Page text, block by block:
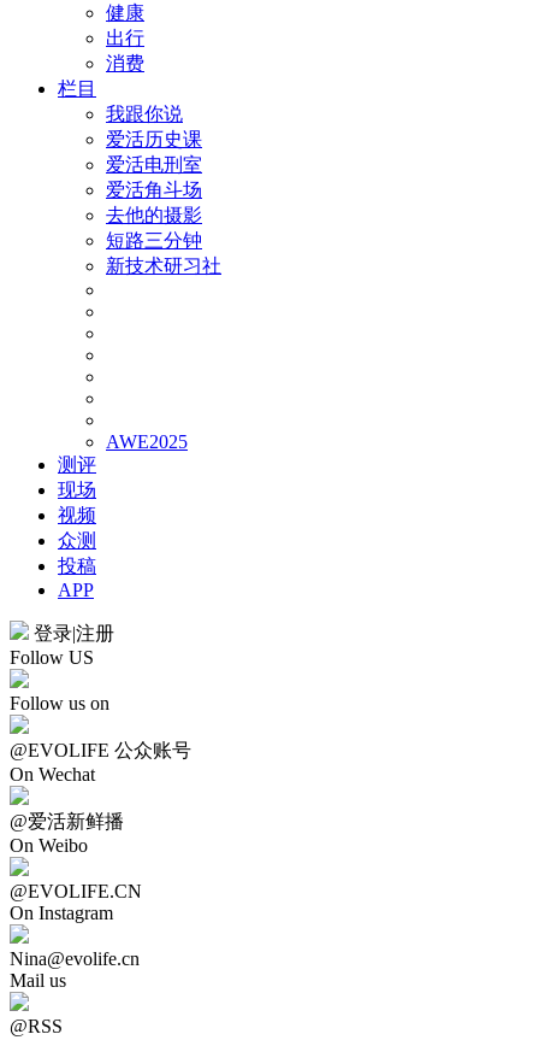
健康
出行
消费
栏目
我跟你说
爱活历史课
爱活电刑室
爱活角斗场
去他的摄影
短路三分钟
新技术研习社
AWE2025
测评
现场
视频
众测
投稿
APP
登录|注册
Follow US
Follow us on
@EVOLIFE 公众账号
On Wechat
@爱活新鲜播
On Weibo
@EVOLIFE.CN
On Instagram
Nina@evolife.cn
Mail us
@RSS